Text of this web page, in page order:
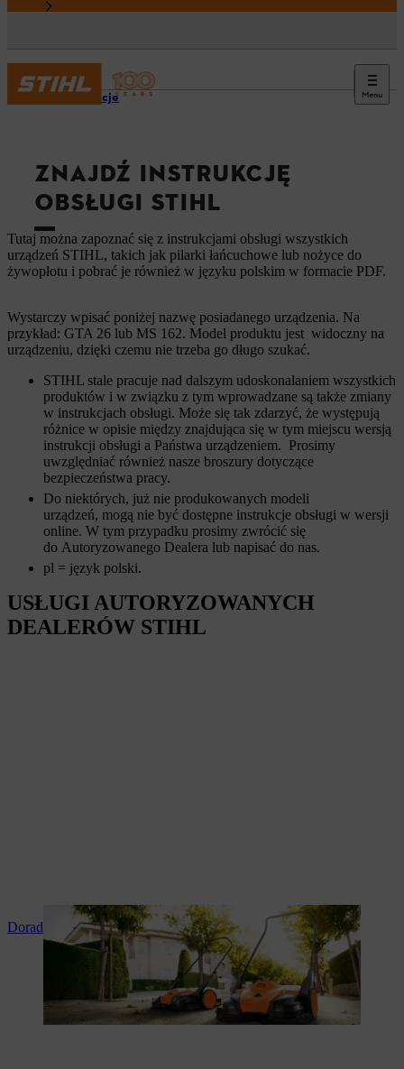
Menu
Informacje
ZNAJDŹ INSTRUKCJĘ
OBSŁUGI STIHL
Tutaj można zapoznać się z instrukcjami obsługi wszystkich
urządzeń STIHL, takich jak pilarki łańcuchowe lub nożyce do
żywopłotu i pobrać je również w języku polskim w formacie PDF.
Wystarczy wpisać poniżej nazwę posiadanego urządzenia. Na
przykład: GTA 26 lub MS 162. Model produktu jest widoczny na
urządzeniu, dzięki czemu nie trzeba go długo szukać.
STIHL stale pracuje nad dalszym udoskonalaniem wszystkich
produktów i w związku z tym wprowadzane są także zmiany
w instrukcjach obsługi. Może się tak zdarzyć, że występują
różnice w opisie między znajdująca się w tym miejscu wersją
instrukcji obsługi a Państwa urządzeniem. Prosimy
uwzględniać również nasze broszury dotyczące
bezpieczeństwa pracy.
Do niektórych, już nie produkowanych modeli
urządzeń, mogą nie być dostępne instrukcje obsługi w wersji
online. W tym przypadku prosimy zwrócić się
do Autoryzowanego Dealera lub napisać do nas.
pl = język polski.
USŁUGI AUTORYZOWANYCH
DEALERÓW STIHL
Doradztwo i instruktaż produktowy